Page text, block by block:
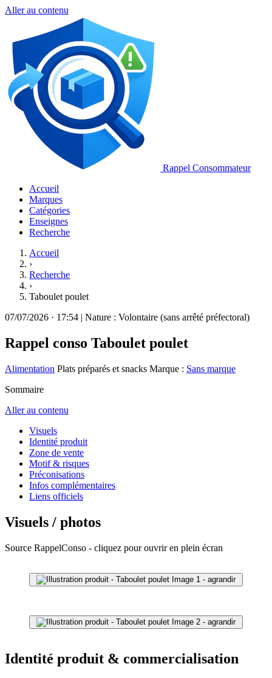
Aller au contenu
Rappel Consommateur
Accueil
Marques
Catégories
Enseignes
Recherche
Accueil
›
Recherche
›
Taboulet poulet
07/07/2026 · 17:54 | Nature : Volontaire (sans arrêté préfectoral)
Rappel conso Taboulet poulet
Alimentation Plats préparés et snacks Marque : Sans marque
Sommaire
Aller au contenu
Visuels
Identité produit
Zone de vente
Motif & risques
Préconisations
Infos complémentaires
Liens officiels
Visuels / photos
Source RappelConso - cliquez pour ouvrir en plein écran
Image 1 - agrandir
Image 2 - agrandir
Identité produit & commercialisation